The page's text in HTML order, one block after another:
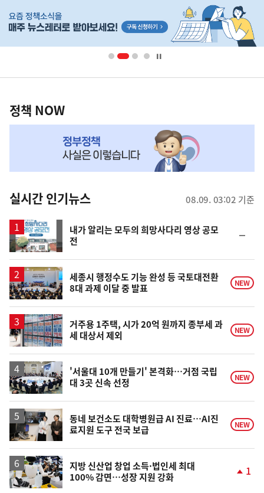
단
영
책
NOW,
뉴
스
정책 NOW
실시간 인기뉴스 08.09. 03:02 기준
내가 알리는 모두의 희망사다리 영상 공모
전
일
세종시 행정수도 기능 완성 등 국토대전환
8대 과제 이달 중 발표
NEW
거주용 1주택, 시가 20억 원까지 종부세 과
세 대상서 제외
NEW
'서울대 10개 만들기' 본격화…거점 국립
대 3곳 신속 선정
NEW
동네 보건소도 대학병원급 AI 진료…AI진
료지원 도구 전국 보급
NEW
지방 신산업 창업 소득·법인세 최대
100% 감면…성장 지원 강화
1